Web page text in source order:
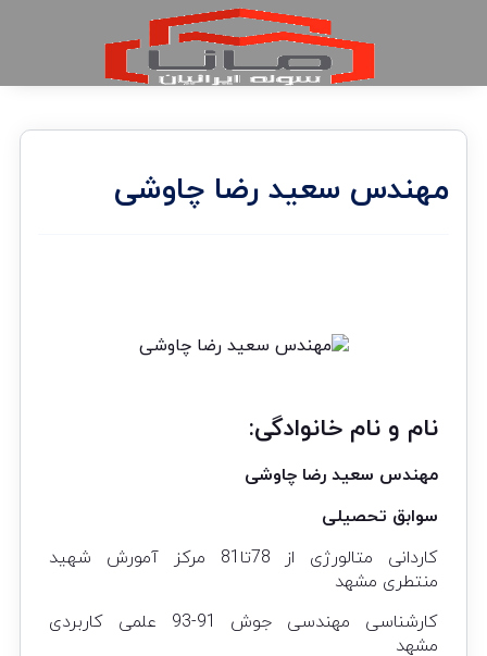
مهندس سعید رضا چاوشی
نام و نام خانوادگی:
مهندس سعید رضا چاوشی
سوابق تحصیلی
کاردانی متالورژی از 78تا81
مرکز آمورش شهید
منتطری مشهد
کارشناسی مهندسی جوش 91-93 علمی کاربردی
مشهد